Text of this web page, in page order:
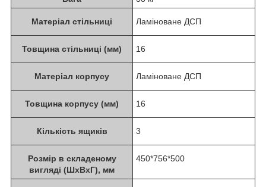
Матеріал стільниці Ламіноване ДСП
Товщина стільниці (мм) 16
Матеріал корпусу Ламіноване ДСП
Товщина корпусу (мм) 16
Кількість ящиків 3
Розмір в складеному
вигляді (ШxВxГ), мм
450*756*500